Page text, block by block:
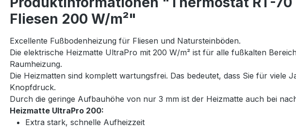
Fliesen 200 W/m²"
Excellente Fußbodenheizung für Fliesen und Natursteinböden.
Die elektrische Heizmatte UltraPro mit 200 W/m² ist für alle fußkalten
Raumheizung.
Die Heizmatten sind komplett wartungsfrei. Das bedeutet, dass Sie für
Knopfdruck.
Durch die geringe Aufbauhöhe von nur 3 mm ist der Heizmatte auch bei
Heizmatte UltraPro 200:
Extra stark, schnelle Aufheizzeit